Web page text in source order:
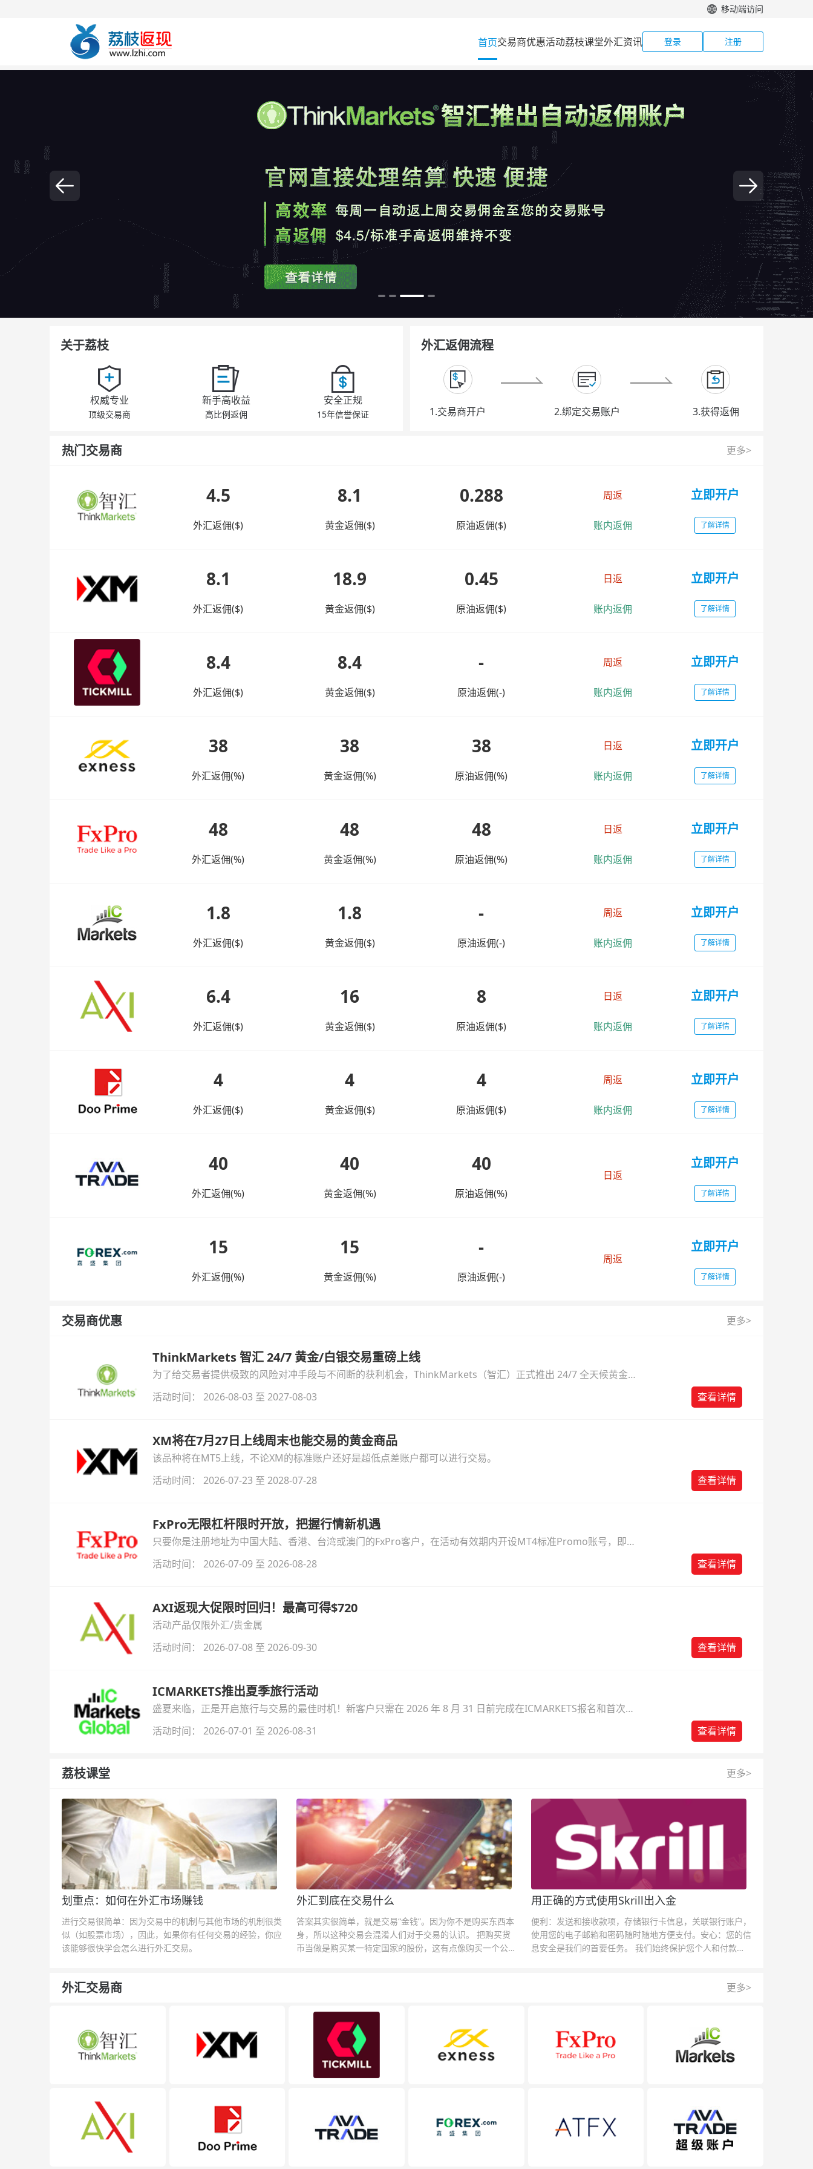
移动端访问
首页交易商优惠活动荔枝课堂外汇资讯 登录 注册
关于荔枝
权威专业
顶级交易商
新手高收益
高比例返佣
安全正规
15年信誉保证
外汇返佣流程
1.交易商开户 2.绑定交易账户 3.获得返佣
热门交易商 更多>
4.5
外汇返佣($)
8.1
黄金返佣($)
0.288
原油返佣($)
周返
账内返佣
立即开户
了解详情
8.1
外汇返佣($)
18.9
黄金返佣($)
0.45
原油返佣($)
日返
账内返佣
立即开户
了解详情
8.4
外汇返佣($)
8.4
黄金返佣($)
-
原油返佣(-)
周返
账内返佣
立即开户
了解详情
38
外汇返佣(%)
38
黄金返佣(%)
38
原油返佣(%)
日返
账内返佣
立即开户
了解详情
48
外汇返佣(%)
48
黄金返佣(%)
48
原油返佣(%)
日返
账内返佣
立即开户
了解详情
1.8
外汇返佣($)
1.8
黄金返佣($)
-
原油返佣(-)
周返
账内返佣
立即开户
了解详情
6.4
外汇返佣($)
16
黄金返佣($)
8
原油返佣($)
日返
账内返佣
立即开户
了解详情
4
外汇返佣($)
4
黄金返佣($)
4
原油返佣($)
周返
账内返佣
立即开户
了解详情
40
外汇返佣(%)
40
黄金返佣(%)
40
原油返佣(%)
日返
立即开户
了解详情
15
外汇返佣(%)
15
黄金返佣(%)
-
原油返佣(-)
周返
立即开户
了解详情
交易商优惠 更多>
ThinkMarkets 智汇 24/7 黄金/白银交易重磅上线
为了给交易者提供极致的风险对冲手段与不间断的获利机会，ThinkMarkets（智汇）正式推出 24/7 全天候黄金
与白银交易！本文将为您详细拆解本次升级的核心交易品种、杠杆配置、支持软件及交易细则。
活动时间： 2026-08-03 至 2027-08-03 查看详情
XM将在7月27日上线周末也能交易的黄金商品
该品种将在MT5上线，不论XM的标准账户还好是超低点差账户都可以进行交易。
活动时间： 2026-07-23 至 2028-07-28
查看详情
FxPro无限杠杆限时开放，把握行情新机遇
只要你是注册地址为中国大陆、香港、台湾或澳门的FxPro客户，在活动有效期内开设MT4标准Promo账号，即可
自动解锁无限倍杠杆福利，无需额外复杂操作。
活动时间： 2026-07-09 至 2026-08-28 查看详情
AXI返现大促限时回归！最高可得$720
活动产品仅限外汇/贵金属
活动时间： 2026-07-08 至 2026-09-30
查看详情
ICMARKETS推出夏季旅行活动
盛夏来临，正是开启旅行与交易的最佳时机！新客户只需在 2026 年 8 月 31 日前完成在ICMARKETS报名和首次入
金即可参与！
活动时间： 2026-07-01 至 2026-08-31 查看详情
荔枝课堂 更多>
划重点：如何在外汇市场赚钱
进行交易很简单：因为交易中的机制与其他市场的机制很类
似（如股票市场），因此，如果你有任何交易的经验，你应
该能够很快学会怎么进行外汇交易。
外汇到底在交易什么
答案其实很简单，就是交易“金钱”。因为你不是购买东西本
身，所以这种交易会混淆人们对于交易的认识。 把购买货
币当做是购买某一特定国家的股份，这有点像购买一个公司
用正确的方式使用Skrill出入金
便利：发送和接收款项，存储银行卡信息，关联银行账户，
使用您的电子邮箱和密码随时随地方便支付。安心：您的信
息安全是我们的首要任务。 我们始终保护您个人和付款信
外汇交易商 更多>